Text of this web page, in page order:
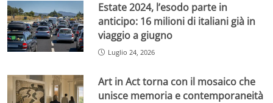
Estate 2024, l’esodo parte in
anticipo: 16 milioni di italiani già in
viaggio a giugno
Luglio 24, 2026
Art in Act torna con il mosaico che
unisce memoria e contemporaneità